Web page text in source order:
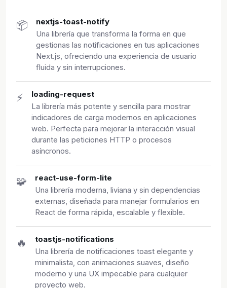
📦 nextjs-toast-notify
Una librería que transforma la forma en que
gestionas las notificaciones en tus aplicaciones
Next.js, ofreciendo una experiencia de usuario
fluida y sin interrupciones.
⚡ loading-request
La librería más potente y sencilla para mostrar
indicadores de carga modernos en aplicaciones
web. Perfecta para mejorar la interacción visual
durante las peticiones HTTP o procesos
asíncronos.
🧩 react-use-form-lite
Una librería moderna, liviana y sin dependencias
externas, diseñada para manejar formularios en
React de forma rápida, escalable y flexible.
🔥 toastjs-notifications
Una librería de notificaciones toast elegante y
minimalista, con animaciones suaves, diseño
moderno y una UX impecable para cualquier
proyecto web.